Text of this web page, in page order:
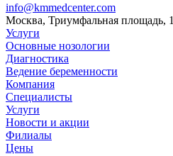
info@kmmedcenter.com
Москва, Триумфальная площадь, 1
Услуги
Основные нозологии
Диагностика
Ведение беременности
Компания
Специалисты
Услуги
Новости и акции
Филиалы
Цены